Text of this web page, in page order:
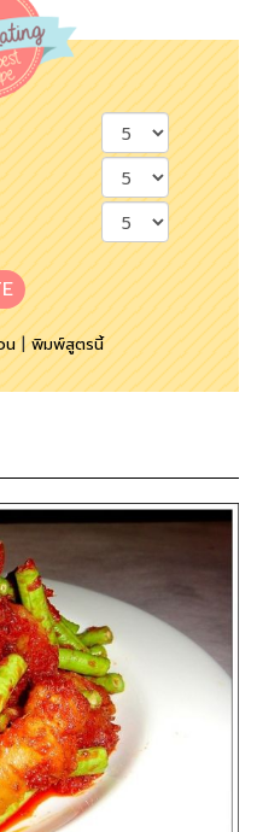
น|พิมพ์สูตรนี้